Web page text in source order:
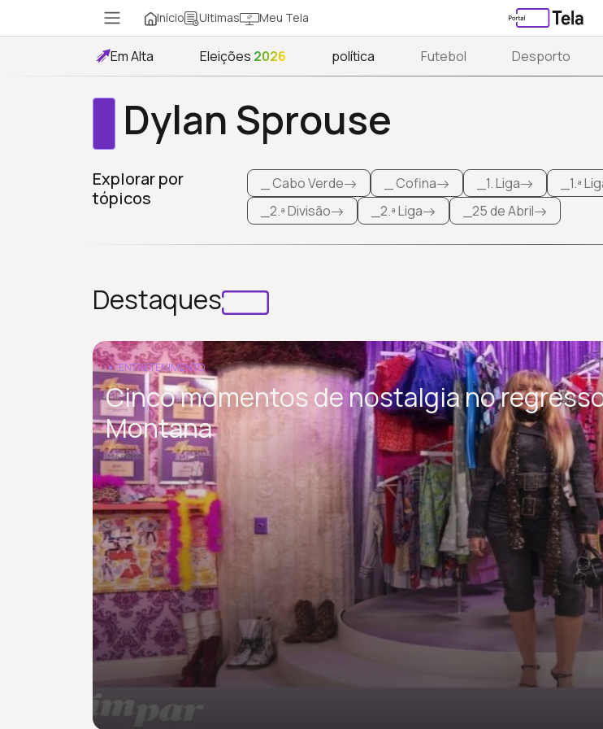
Início Ultimas Meu Tela
Em Alta Eleições 2026 política Futebol Desporto
Dylan Sprouse
Explorar por
tópicos
_ Cabo Verde _ Cofina _1. Liga _1.ª
_2.ª Divisão
_2.ª Liga _25 de Abril
Destaques
ENTRETENIMENTO
Cinco momentos de nostalgia no
Montana
há 4 meses